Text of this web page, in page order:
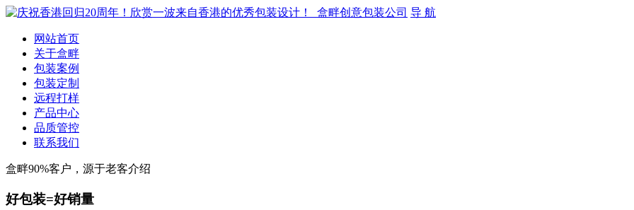
导 航
网站首页
关于盒畔
包装案例
包装定制
远程打样
产品中心
品质管控
联系我们
盒畔90%客户，源于老客介绍
好包装=好销量